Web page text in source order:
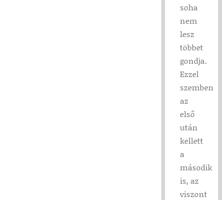
soha
nem
lesz
többet
gondja.
Ezzel
szemben
az
első
után
kellett
a
második
is, az
viszont